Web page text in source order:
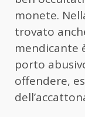
monete.
trovato
mendicante
porto
offendere,